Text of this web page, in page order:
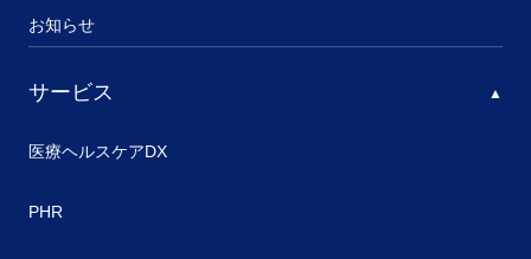
お知らせ
サービス
医療ヘルスケアDX
PHR